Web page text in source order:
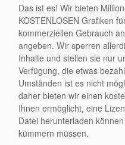
Das ist es! Wir bieten
KOSTENLOSEN Grafiken
kommerziellen Gebrauch
angeben. Wir sperren
Inhalte und stellen sie nur
Verfügung, die etwas
Umständen ist es nicht
daher bieten wir einen
Ihnen ermöglicht, eine
Datei herunterladen
kümmern müssen.